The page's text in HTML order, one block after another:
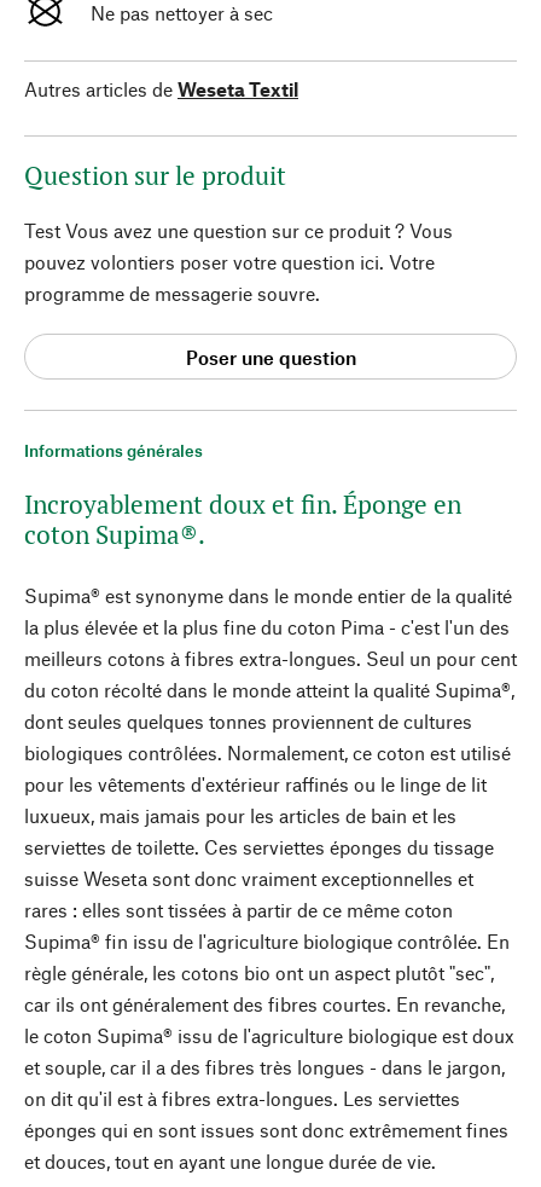
Informations générales
Incroyablement doux et fin. Éponge en
coton Supima®.
Supima® est synonyme dans le monde entier de la qualité
la plus élevée et la plus fine du coton Pima - c'est l'un des
meilleurs cotons à fibres extra-longues. Seul un pour cent
du coton récolté dans le monde atteint la qualité Supima®,
dont seules quelques tonnes proviennent de cultures
biologiques contrôlées. Normalement, ce coton est utilisé
pour les vêtements d'extérieur raffinés ou le linge de lit
luxueux, mais jamais pour les articles de bain et les
serviettes de toilette. Ces serviettes éponges du tissage
suisse Weseta sont donc vraiment exceptionnelles et
rares : elles sont tissées à partir de ce même coton
Supima® fin issu de l'agriculture biologique contrôlée. En
règle générale, les cotons bio ont un aspect plutôt "sec",
car ils ont généralement des fibres courtes. En revanche,
le coton Supima® issu de l'agriculture biologique est doux
et souple, car il a des fibres très longues - dans le jargon,
on dit qu'il est à fibres extra-longues. Les serviettes
éponges qui en sont issues sont donc extrêmement fines
et douces, tout en ayant une longue durée de vie.
Ne pas nettoyer à sec
Autres articles de Weseta Textil
Question sur le produit
Test Vous avez une question sur ce produit ? Vous
pouvez volontiers poser votre question ici. Votre
programme de messagerie souvre.
Poser une question